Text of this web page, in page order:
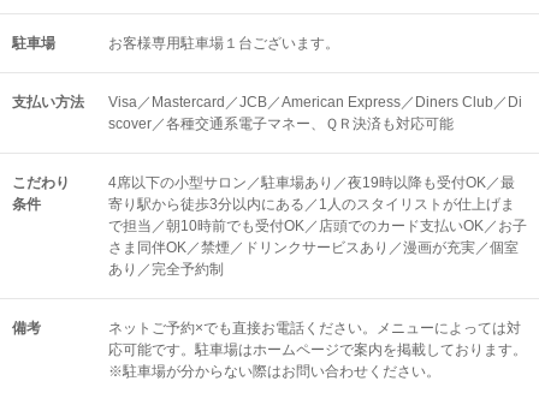
駐車場 お客様専用駐車場１台ございます。
支払い方法
Visa／Mastercard／JCB／American Express／Diners Club／Di
scover／各種交通系電子マネー、ＱＲ決済も対応可能
こだわり
条件
4席以下の小型サロン／駐車場あり／夜19時以降も受付OK／最
寄り駅から徒歩3分以内にある／1人のスタイリストが仕上げま
で担当／朝10時前でも受付OK／店頭でのカード支払いOK／お子
さま同伴OK／禁煙／ドリンクサービスあり／漫画が充実／個室
あり／完全予約制
備考
ネットご予約×でも直接お電話ください。メニューによっては対
応可能です。駐車場はホームページで案内を掲載しております。
※駐車場が分からない際はお問い合わせください。